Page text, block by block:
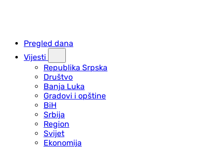
Pregled dana
Vijesti
Republika Srpska
Društvo
Banja Luka
Gradovi i opštine
BiH
Srbija
Region
Svijet
Ekonomija